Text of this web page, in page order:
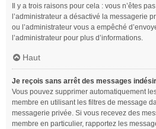
Il y a trois raisons pour cela : vous n’êtes
l’administrateur a désactivé la messagerie
ou l’administrateur vous a empêché
l’administrateur pour plus d’informations.
Haut
Je reçois sans arrêt des messages
Vous pouvez supprimer automatiquement
membre en utilisant les filtres de message
messagerie privée. Si vous recevez des
membre en particulier, rapportez les